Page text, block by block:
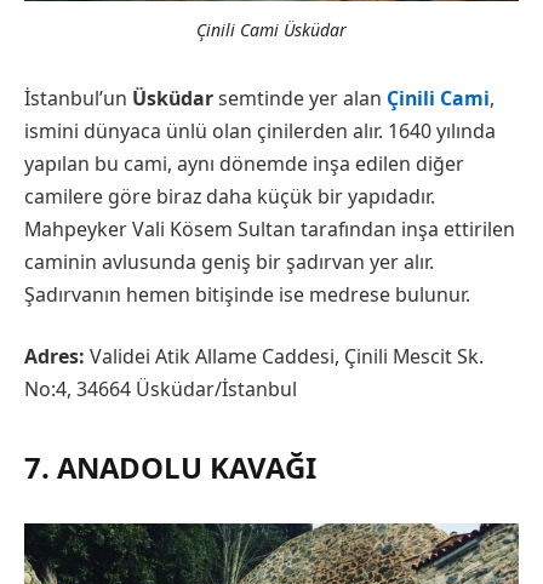
Çinili Cami Üsküdar
İstanbul’un Üsküdarsemtinde yer alan Çinili Cami,
ismini dünyaca ünlü olan çinilerden alır. 1640 yılında
yapılan bu cami, aynı dönemde inşa edilen diğer
camilere göre biraz daha küçük bir yapıdadır.
Mahpeyker Vali Kösem Sultan tarafından inşa ettirilen
caminin avlusunda geniş bir şadırvan yer alır.
Şadırvanın hemen bitişinde ise medrese bulunur.
Adres: Validei Atik Allame Caddesi, Çinili Mescit Sk.
No:4, 34664 Üsküdar/İstanbul
7. ANADOLU KAVAĞI